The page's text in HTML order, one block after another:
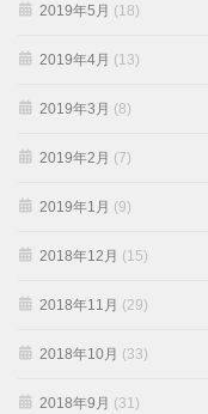
2019年5月 (18)
2019年4月 (13)
2019年3月 (8)
2019年2月 (7)
2019年1月 (9)
2018年12月 (15)
2018年11月 (29)
2018年10月 (33)
2018年9月 (31)